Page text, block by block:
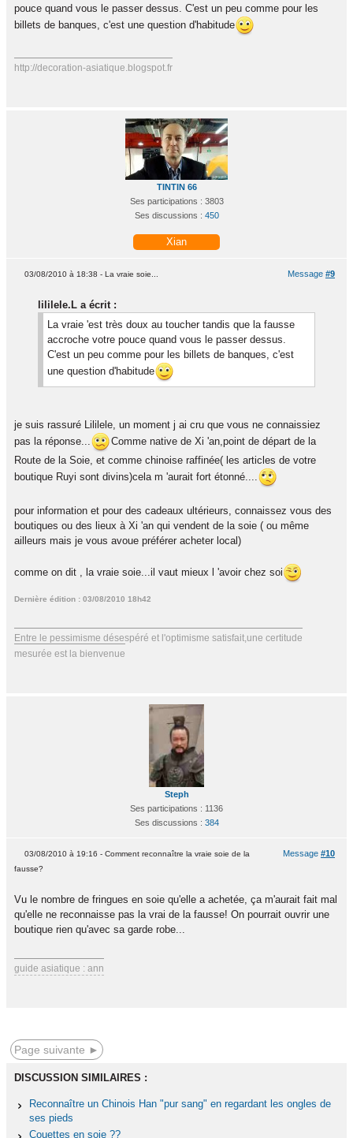
pouce quand vous le passer dessus. C'est un peu comme pour les
billets de banques, c'est une question d'habitude
http://decoration-asiatique.blogspot.fr
TINTIN 66
Ses participations : 3803
Ses discussions : 450
Xian
Message #9
03/08/2010 à 18:38 - La vraie soie...
lililele.L a écrit :
La vraie 'est très doux au toucher tandis que la fausse
accroche votre pouce quand vous le passer dessus.
C'est un peu comme pour les billets de banques, c'est
une question d'habitude
je suis rassuré Lililele, un moment j ai cru que vous ne connaissiez
pas la réponse...
Comme native de Xi 'an,point de départ de la
Route de la Soie, et comme chinoise raffinée( les articles de votre
boutique Ruyi sont divins)cela m 'aurait fort étonné....
pour information et pour des cadeaux ultérieurs, connaissez vous des
boutiques ou des lieux à Xi 'an qui vendent de la soie ( ou même
ailleurs mais je vous avoue préférer acheter local)
comme on dit , la vraie soie...il vaut mieux l 'avoir chez soi
Dernière édition : 03/08/2010 18h42
Entre le pessimisme désespéré et l'optimisme satisfait,une certitude
mesurée est la bienvenue
Steph
Ses participations : 1136
Ses discussions : 384
Message #10
03/08/2010 à 19:16 - Comment reconnaître la vraie soie de la
fausse?
Vu le nombre de fringues en soie qu'elle a achetée, ça m'aurait fait mal
qu'elle ne reconnaisse pas la vrai de la fausse! On pourrait ouvrir une
boutique rien qu'avec sa garde robe...
guide asiatique : ann
Page suivante ►
DISCUSSION SIMILAIRES :
Reconnaître un Chinois Han "pur sang" en regardant les ongles de
ses pieds
Couettes en soie ??